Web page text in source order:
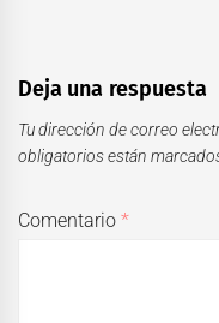
Deja una respuesta
Tu dirección de correo
obligatorios están
Comentario*